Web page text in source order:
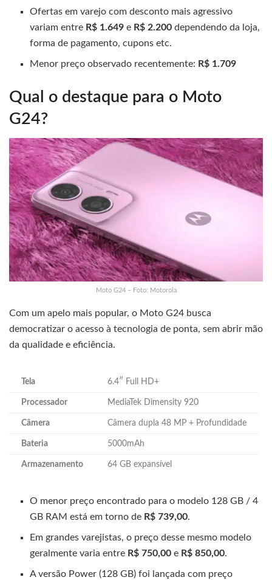
Ofertas em varejo com desconto mais agressivo
variam entre R$ 1.649 e R$ 2.200 dependendo da loja,
forma de pagamento, cupons etc.
Menor preço observado recentemente: R$ 1.709
Qual o destaque para o Moto
G24?
Moto G24 – Foto: Motorola
Com um apelo mais popular, o Moto G24 busca
democratizar o acesso à tecnologia de ponta, sem abrir mão
da qualidade e eficiência.
Tela 6.4″ Full HD+
Processador MediaTek Dimensity 920
Câmera Câmera dupla 48 MP + Profundidade
Bateria 5000mAh
Armazenamento 64 GB expansível
O menor preço encontrado para o modelo 128 GB / 4
GB RAM está em torno de R$ 739,00.
Em grandes varejistas, o preço desse mesmo modelo
geralmente varia entre R$ 750,00 e R$ 850,00.
A versão Power (128 GB) foi lançada com preço